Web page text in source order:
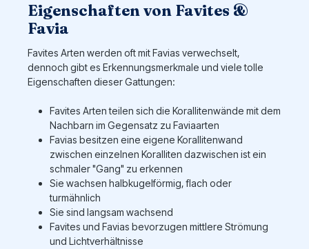
Eigenschaften von Favites &
Favia
Favites Arten werden oft mit Favias verwechselt,
dennoch gibt es Erkennungsmerkmale und viele tolle
Eigenschaften dieser Gattungen:
Favites Arten teilen sich die Korallitenwände mit dem
Nachbarn im Gegensatz zu Faviaarten
Favias besitzen eine eigene Korallitenwand
zwischen einzelnen Koralliten dazwischen ist ein
schmaler "Gang" zu erkennen
Sie wachsen halbkugelförmig, flach oder
turmähnlich
Sie sind langsam wachsend
Favites und Favias bevorzugen mittlere Strömung
und Lichtverhältnisse